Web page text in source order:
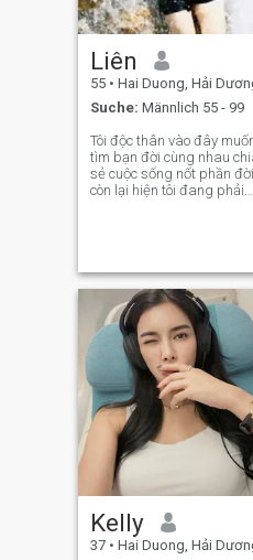
Liên
55 • Hai Duong, Hải Dương,
Suche: Männlich 55 - 99
Tôi độc thân vào đây
tìm bạn đời cùng nhau
sẻ cuộc sống nốt phần đời
còn lại hiện tôi đang phải
Kelly
37 • Hai Duong, Hải Dương,